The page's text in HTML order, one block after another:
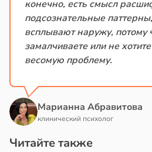
конечно, есть смысл
подсознательные
всплывают наружу, потому
замалчиваете или не
весомую проблему.
Марианна Абравитова
клинический психолог
Читайте также